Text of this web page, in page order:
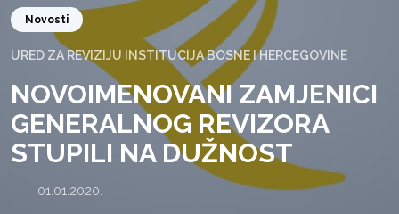
Novosti
URED ZA REVIZIJU INSTITUCIJA BOSNE I HERCEGOVINE
NOVOIMENOVANI ZAMJENICI
GENERALNOG REVIZORA
STUPILI NA DUŽNOST
01.01.2020.